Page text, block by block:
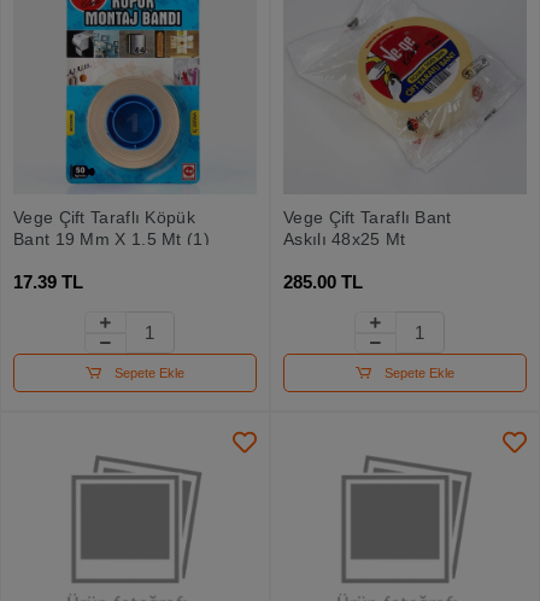
Vege Çift Taraflı Köpük
Bant 19 Mm X 1,5 Mt (1)
17.39 TL
Sepete Ekle
Vege Çift Taraflı Bant
Askılı 48x25 Mt
285.00 TL
Sepete Ekle